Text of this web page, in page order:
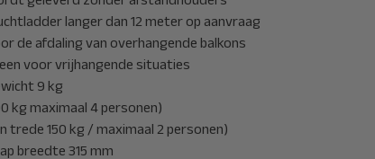
langer dan 12 meter op aanvraag
de afdaling van overhangende balkons
voor vrijhangende situaties
9 kg
kg maximaal 4 personen)
trede 150 kg / maximaal 2 personen)
breedte 315 mm